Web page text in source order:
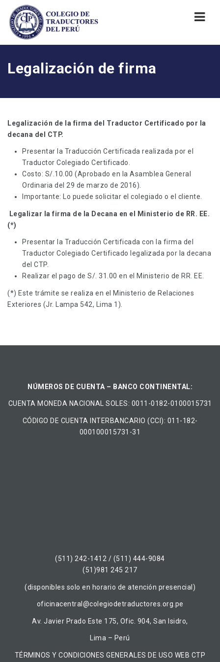
Legalización de firma
Legalización de la firma del Traductor Certificado por la
decana del CTP.
Presentar la Traducción Certificada realizada por el
Traductor Colegiado Certificado.
Costo: S/.10.00 (Aprobado en la Asamblea General
Ordinaria del 29 de marzo de 2016).
Importante: Lo puede solicitar el colegiado o el cliente.
Legalizar la firma de la Decana en el Ministerio de RR. EE.
(*)
Presentar la Traducción Certificada con la firma del
Traductor Colegiado Certificado legalizada por la decana
del CTP.
Realizar el pago de S/. 31.00 en el Ministerio de RR. EE.
(*) Este trámite se realiza en el Ministerio de Relaciones
Exteriores (Jr. Lampa 542, Lima 1).
NÚMEROS DE CUENTA – BANCO CONTINENTAL:
CUENTA MONEDA NACIONAL​ ​SOLES​: 0011-0182-0100015731
CÓDIGO DE CUENTA INTERBANCARIO (CCI): 011-182-
000100015731-31
(511) 242-1412 / (511) 444-9084
(51)981 245 217
(disponibles solo en horario de atención presencial)
oficinacentral@colegiodetraductores.org.pe
Av. Javier Prado Este 175, Ofic. 904, San Isidro,
Lima – Perú
TÉRMINOS Y CONDICIONES GENERALES DE USO WEB CTP